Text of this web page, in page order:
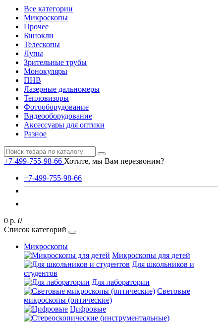
Все категории
Микроскопы
Прочее
Бинокли
Телескопы
Лупы
Зрительные трубы
Монокуляры
ПНВ
Лазерные дальномеры
Тепловизоры
Фотооборудование
Видеооборудование
Аксессуары для оптики
Разное
+7-499-755-98-66 Хотите, мы Вам перезвоним?
+7-499-755-98-66
0 р. 0
Список категорий
Микроскопы
Микроскопы для детей
Для школьников и
студентов
Для лаборатории
Световые
микроскопы (оптические)
Цифровые